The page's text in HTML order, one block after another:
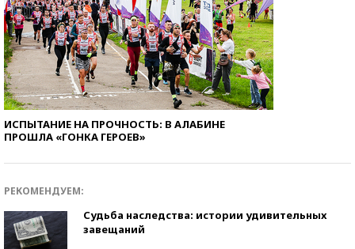
ИСПЫТАНИЕ НА ПРОЧНОСТЬ: В АЛАБИНЕ
ПРОШЛА «ГОНКА ГЕРОЕВ»
РЕКОМЕНДУЕМ:
Судьба наследства: истории удивительных
завещаний